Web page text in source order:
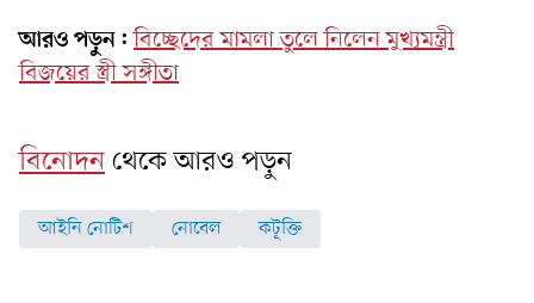
আরও পড়ুন: বিচ্ছেদের মামলা তুলে নিলেন মুখ্যমন্ত্রী
বিজয়ের স্ত্রী সঙ্গীতা
বিনোদনথেকে আরও পড়ুন
আইনি নোটিশ নোবেল কটূক্তি